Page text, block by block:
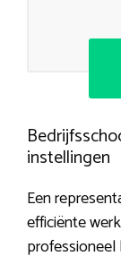
instellingen
Een
efficiënte
professioneel